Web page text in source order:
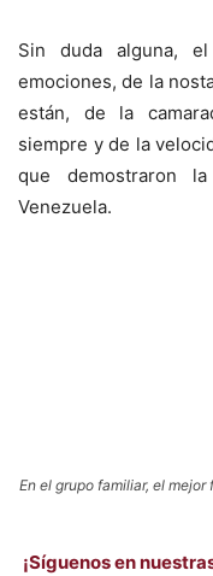
Sin duda alguna,
emociones, de la
están, de la
siempre y de la
que demostraron
Venezuela.
En el grupo familiar, el
¡Síguenos en